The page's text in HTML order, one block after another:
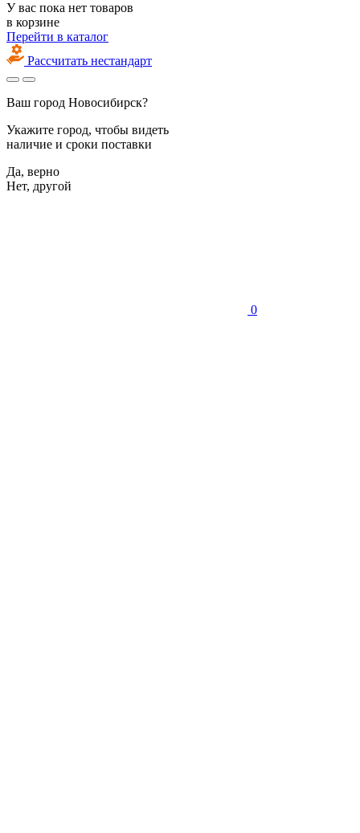
У вас пока нет товаров
в корзине
Перейти в каталог
Рассчитать нестандарт
Ваш город Новосибирск?
Укажите город, чтобы видеть
наличие и сроки поставки
Да, верно
Нет, другой
0